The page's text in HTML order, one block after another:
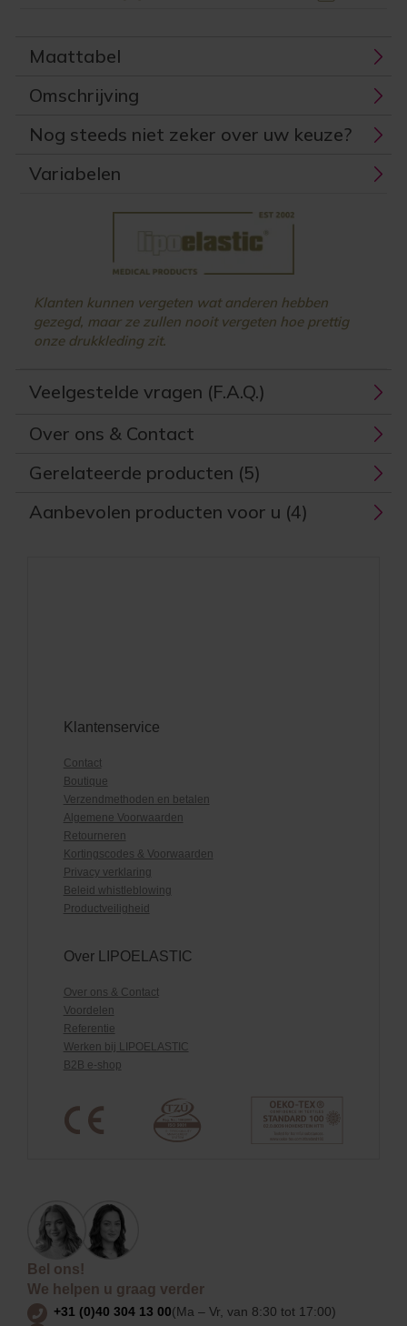
Maattabel
Omschrijving
Nog steeds niet zeker over uw keuze?
Variabelen
Klanten kunnen vergeten wat anderen hebben
gezegd, maar ze zullen nooit vergeten hoe prettig
onze drukkleding zit.
Veelgestelde vragen (F.A.Q.)
Over ons & Contact
Gerelateerde producten (5)
Aanbevolen producten voor u (4)
Klantenservice
Contact
Boutique
Verzendmethoden en betalen
Algemene Voorwaarden
Retourneren
Kortingscodes & Voorwaarden
Privacy verklaring
Beleid whistleblowing
Productveiligheid
Over LIPOELASTIC
Over ons & Contact
Voordelen
Referentie
Werken bij LIPOELASTIC
B2B e-shop
Bel ons!
We helpen u graag verder
+31 (0)40 304 13 00(Ma – Vr, van 8:30 tot 17:00)